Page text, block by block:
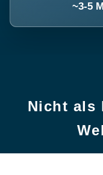
~3-5
Nicht als